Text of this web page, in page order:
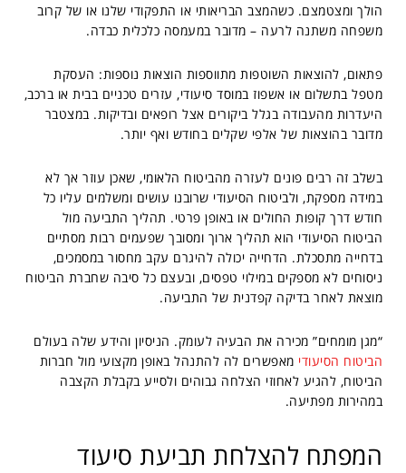
הולך ומצטמצם. כשהמצב הבריאותי או התפקודי שלנו או של קרוב
משפחה משתנה לרעה – מדובר במעמסה כלכלית כבדה.
פתאום, להוצאות השוטפות מתווספות הוצאות נוספות: העסקת
מטפל בתשלום או אשפוז במוסד סיעודי, עזרים טכניים בבית או ברכב,
היעדרות מהעבודה בגלל ביקורים אצל רופאים ובדיקות. במצטבר
מדובר בהוצאות של אלפי שקלים בחודש ואף יותר.
בשלב זה רבים פונים לעזרה מהביטוח הלאומי, שאכן עוזר אך לא
במידה מספקת, ולביטוח הסיעודי שרובנו עושים ומשלמים עליו כל
חודש דרך קופות החולים או באופן פרטי. תהליך התביעה מול
הביטוח הסיעודי הוא תהליך ארוך ומסובך שפעמים רבות מסתיים
בדחייה מתסכלת. הדחייה יכולה להיגרם עקב מחסור במסמכים,
ניסוחים לא מספקים במילוי טפסים, ובעצם כל סיבה שחברת הביטוח
מוצאת לאחר בדיקה קפדנית של התביעה.
“מגן מומחים” מכירה את הבעיה לעומק. הניסיון והידע שלה בעולם
הביטוח הסיעודי מאפשרים לה להתנהל באופן מקצועי מול חברות
הביטוח, להגיע לאחוזי הצלחה גבוהים ולסייע בקבלת הקצבה
במהירות מפתיעה.
המפתח להצלחת תביעת סיעוד